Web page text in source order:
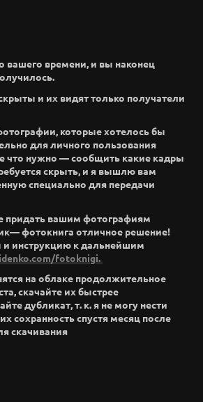
вашего времени, и вы наконец
и их видят только получатели
которые хотелось бы
для личного пользования
что нужно — сообщить какие кадры
скрыть, и я вышлю вам
специально для передачи
придать вашим фотографиям
фотокнига отличное решение!
инструкцию к дальнейшим
fotoknigi.
на облаке продолжительное
скачайте их быстрее
дубликат, т. к. я не могу нести
сохранность спустя месяц после
скачивания